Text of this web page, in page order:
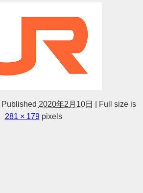
Published 2020年2月10日
Full size is
281 × 179pixels